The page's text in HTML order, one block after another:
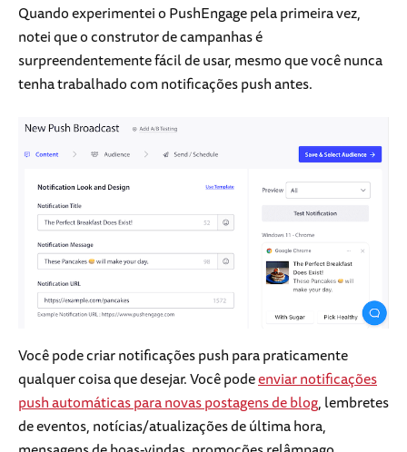
Quando experimentei o PushEngage pela primeira vez,
notei que o construtor de campanhas é
surpreendentemente fácil de usar, mesmo que você nunca
tenha trabalhado com notificações push antes.
Você pode criar notificações push para praticamente
qualquer coisa que desejar. Você podeenviar notificações
push automáticas para novas postagens de blog, lembretes
de eventos, notícias/atualizações de última hora,